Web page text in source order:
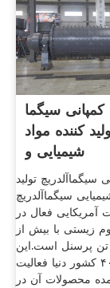
کمپانی سیگما
کننده مواد
شیمیایی و
سیگماآلدریچ تولید
سیگماآلدریچ
فعال در
زیستی با بیش از
۹۶۰۰ تن پرسنل است.این
شرکت در ۴۰ کشور دنیا فعالیت
محصولات آن در